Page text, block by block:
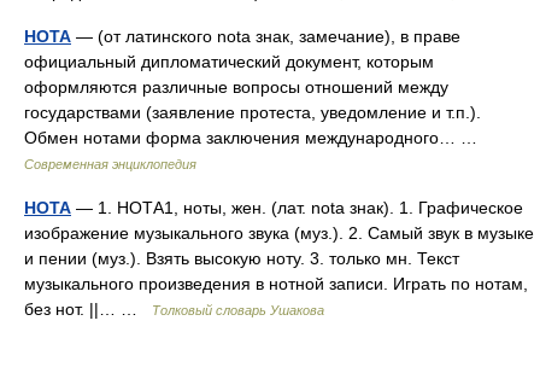
НОТА — (от латинского nota знак, замечание), в праве
официальный дипломатический документ, которым
оформляются различные вопросы отношений между
государствами (заявление протеста, уведомление и т.п.).
Обмен нотами форма заключения международного… …
Современная энциклопедия
НОТА — 1. НОТА1, ноты, жен. (лат. nota знак). 1. Графическое
изображение музыкального звука (муз.). 2. Самый звук в музыке
и пении (муз.). Взять высокую ноту. 3. только мн. Текст
музыкального произведения в нотной записи. Играть по нотам,
без нот. ||… …
Толковый словарь Ушакова